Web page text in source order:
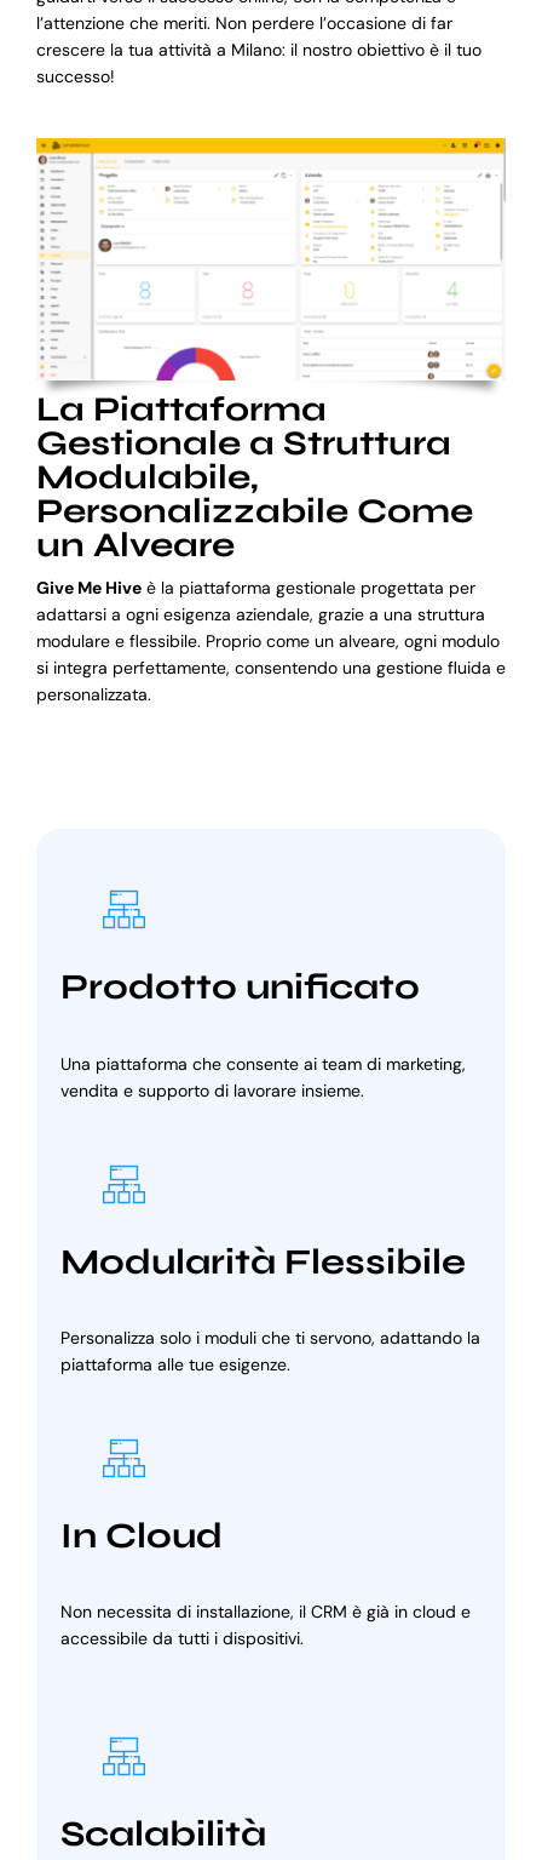
l’attenzione che meriti. Non perdere l’occasione di far
crescere la tua attività a Milano: il nostro obiettivo è il tuo
successo!
La Piattaforma
Gestionale a Struttura
Modulabile,
Personalizzabile Come
un Alveare
Give Me Hiveè la piattaforma gestionale progettata per
adattarsi a ogni esigenza aziendale, grazie a una struttura
modulare e flessibile. Proprio come un alveare, ogni modulo
si integra perfettamente, consentendo una gestione fluida e
personalizzata.
Prodotto unificato
Una piattaforma che consente ai team di marketing,
vendita e supporto di lavorare insieme.
Modularità Flessibile
Personalizza solo i moduli che ti servono, adattando la
piattaforma alle tue esigenze.
In Cloud
Non necessita di installazione, il CRM è già in cloud e
accessibile da tutti i dispositivi.
Scalabilità